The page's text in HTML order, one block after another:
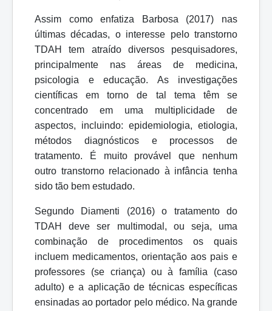
Assim como enfatiza Barbosa (2017) nas
últimas décadas, o interesse pelo transtorno
TDAH tem atraído diversos pesquisadores,
principalmente nas áreas de medicina,
psicologia e educação. As investigações
científicas em torno de tal tema têm se
concentrado em uma multiplicidade de
aspectos, incluindo: epidemiologia, etiologia,
métodos diagnósticos e processos de
tratamento. É muito provável que nenhum
outro transtorno relacionado à infância tenha
sido tão bem estudado.
Segundo Diamenti (2016) o tratamento do
TDAH deve ser multimodal, ou
seja, uma
combinação de procedimentos os quais
incluem medicamentos, orientação aos pais e
professores (se criança) ou à família (caso
adulto) e a aplicação de técnicas específicas
ensinadas ao portador pelo médico. Na grande